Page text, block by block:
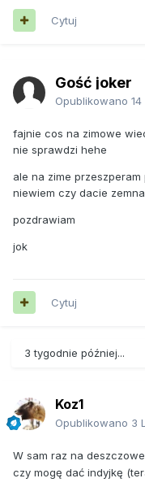
Cytuj
Gość joker
Opublikowano
fajnie cos na zimowe
nie sprawdzi hehe
ale na zime
niewiem czy dacie zemna
pozdrawiam
jok
Cytuj
3 tygodnie później...
Koz1
Opublikowano 3
W sam raz na
czy mogę dać indyjkę